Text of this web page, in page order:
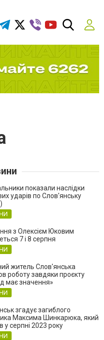
показали наслідки
ударів по Слов'янську
з Олексієм Юковим
7 і 8 серпня
житель Слов'янська
роботу завдяки проєкту
має значення»
згадує загиблого
Максима Шинкарюка, який
у серпні 2023 року